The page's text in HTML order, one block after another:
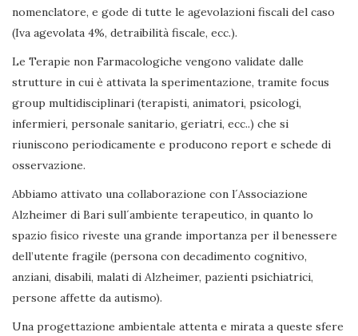
nomenclatore, e gode di tutte le agevolazioni fiscali del caso
(Iva agevolata 4%, detraibilità fiscale, ecc.).
Le Terapie non Farmacologiche vengono validate dalle
strutture in cui è attivata la sperimentazione, tramite focus
group multidisciplinari (terapisti, animatori, psicologi,
infermieri, personale sanitario, geriatri, ecc..) che si
riuniscono periodicamente e producono report e schede di
osservazione.
Abbiamo attivato una collaborazione con l´Associazione
Alzheimer di Bari sull´ambiente terapeutico, in quanto lo
spazio fisico riveste una grande importanza per il benessere
dell’utente fragile (persona con decadimento cognitivo,
anziani, disabili, malati di Alzheimer, pazienti psichiatrici,
persone affette da autismo).
Una progettazione ambientale attenta e mirata a queste sfere